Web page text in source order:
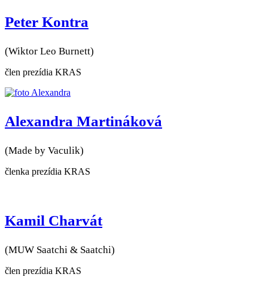
Peter Kontra
(Wiktor Leo Burnett)
člen prezídia KRAS
Alexandra Martináková
(Made by Vaculik)
členka prezídia KRAS
Kamil Charvát
(MUW Saatchi & Saatchi)
člen prezídia KRAS